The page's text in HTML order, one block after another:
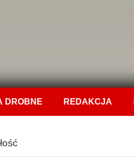
DROBNE REDAKCJA